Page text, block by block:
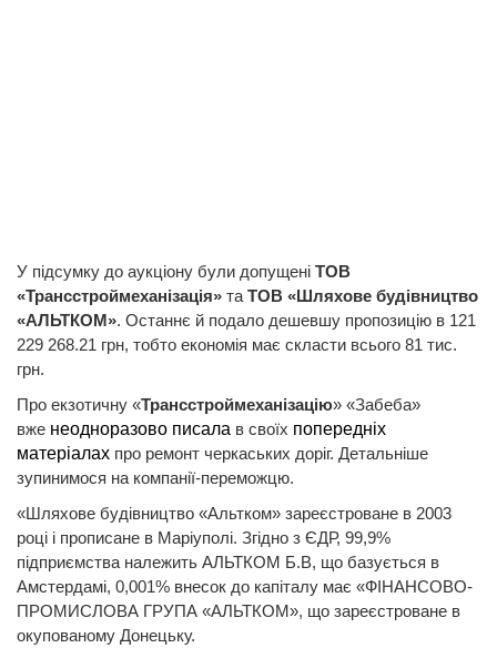
У підсумку до аукціону були допущені ТОВ
«Трансстроймеханізація» та ТОВ «Шляхове будівництво
«АЛЬТКОМ». Останнє й подало дешевшу пропозицію в 121
229 268.21 грн, тобто економія має скласти всього 81 тис.
грн.
Про екзотичну «Трансстроймеханізацію» «Забеба»
вже неодноразово писала в своїх попередніх
матеріалах про ремонт черкаських доріг. Детальніше
зупинимося на компанії-переможцю.
«Шляхове будівництво «Альтком» зареєстроване в 2003
році і прописане в Маріуполі. Згідно з ЄДР, 99,9%
підприємства належить АЛЬТКОМ Б.В, що базується в
Амстердамі, 0,001% внесок до капіталу має «ФІНАНСОВО-
ПРОМИСЛОВА ГРУПА «АЛЬТКОМ», що зареєстроване в
окупованому Донецьку.